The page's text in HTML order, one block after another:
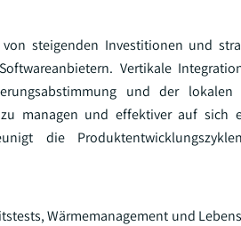
steigenden Investitionen und
Vertikale
und der
managen und effektiver auf sich
die
Wärmemanagement und